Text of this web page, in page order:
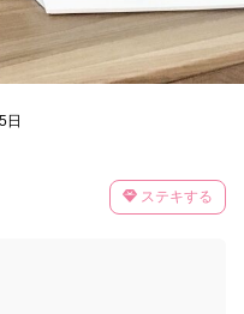
日
ステキする